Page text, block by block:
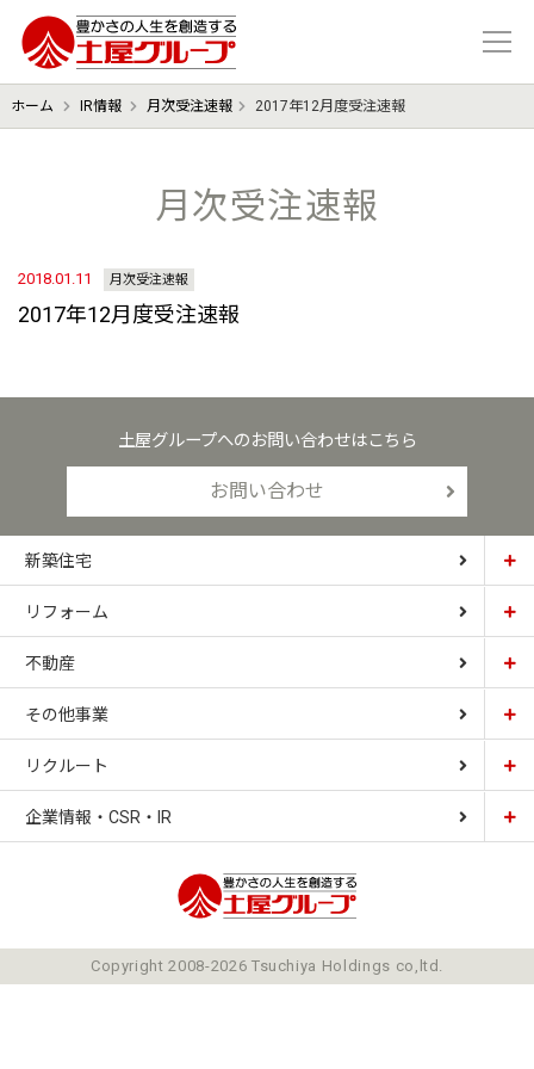
豊かさの人生を想像する 土屋グル
ホーム IR情報 月次受注速報 2017年12月度受注速報
月次受注速報
2018.01.11 月次受注速報
2017年12月度受注速報
土屋グループへのお問い合わせはこちら
お問い合わせ
新築住宅
土屋ホーム
CARDINAL HOUSE
LIZNAS
リフォーム
土屋ホームトピア
不動産
土屋ホーム不動産
その他事業
土屋ホームレジデンス
土屋ソーラーファクトリー
リクルート
企業情報・CSR・IR
ミッションCopyright 2008-2026 Tsuchiya Holdings co,ltd.